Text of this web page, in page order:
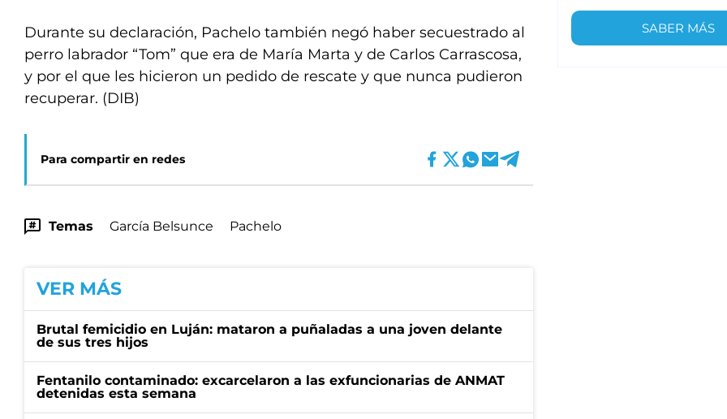
Durante su declaración, Pachelo también negó haber secuestrado al
perro labrador “Tom” que era de María Marta y de Carlos Carrascosa,
y por el que les hicieron un pedido de rescate y que nunca pudieron
recuperar. (DIB)
Para compartir en redes
Temas García Belsunce Pachelo
VER MÁS
Brutal femicidio en Luján: mataron a puñaladas a una joven delante
de sus tres hijos
Fentanilo contaminado: excarcelaron a las exfuncionarias de ANMAT
detenidas esta semana
SABER MÁS